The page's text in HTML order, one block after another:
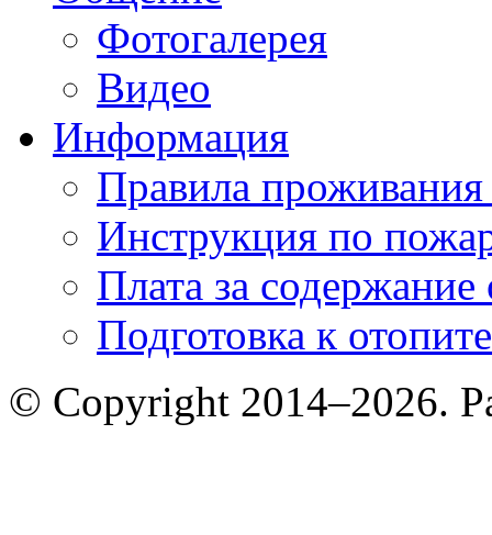
Фотогалерея
Видео
Информация
Правила
Инструкция по
Плата за
Подготовка к
© Copyright 2014–2026.